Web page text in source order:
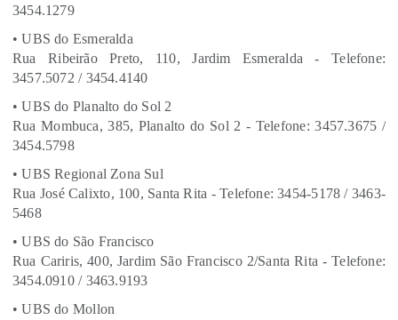
3454.1279
• UBS do Esmeralda
Rua Ribeirão Preto, 110, Jardim Esmeralda - Telefone:
3457.5072 / 3454.4140
• UBS do Planalto do Sol 2
Rua Mombuca, 385, Planalto do Sol 2 - Telefone: 3457.3675 /
3454.5798
• UBS Regional Zona Sul
Rua José Calixto, 100, Santa Rita - Telefone: 3454-5178 / 3463-
5468
• UBS do São Francisco
Rua Cariris, 400, Jardim São Francisco 2/Santa Rita - Telefone:
3454.0910 / 3463.9193
• UBS do Mollon